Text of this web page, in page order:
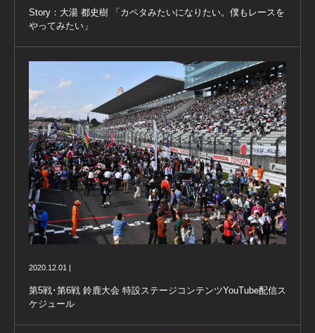
Story：大湯 都史樹 「カペタみたいになりたい。僕もレースを
やってみたい」
2020.12.01 |
第5戦･第6戦 鈴鹿大会 特設ステージコンテンツYouTube配信ス
ケジュール